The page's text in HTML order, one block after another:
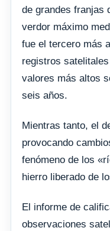
de grandes franjas
verdor máximo
fue el tercero más
registros
valores más altos
seis años.
Mientras tanto, el
provocando
fenómeno de los
hierro liberado de
El informe de
observaciones